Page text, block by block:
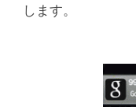
します。